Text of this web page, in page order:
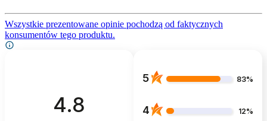
Wszystkie prezentowane opinie pochodzą od faktycznych
konsumentów tego produktu.
4.8
5 83%
4 12%